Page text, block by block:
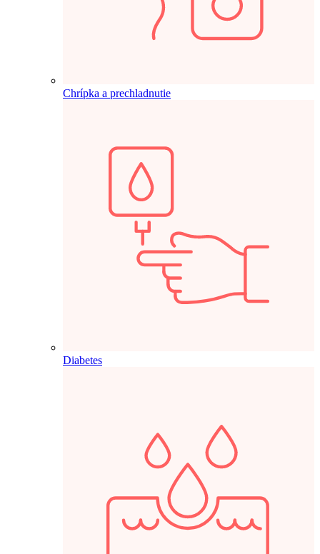
Chrípka a prechladnutie
Diabetes